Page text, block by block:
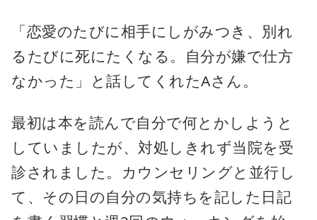
「恋愛のたびに相手にしがみつき、別れ
るたびに死にたくなる。自分が嫌で仕方
なかった」と話してくれたAさん。
最初は本を読んで自分で何とかしようと
していましたが、対処しきれず当院を受
診されました。カウンセリングと並行し
て、その日の自分の気持ちを記した日記